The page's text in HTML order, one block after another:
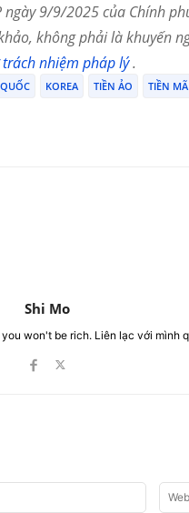
9/9/2025 của Chính
không phải là khuyến
nhiệm pháp lý.
KOREA TIỀN ẢO TIỀN
Shi Mo
won't be rich. Liên lạc với mình
Email:*